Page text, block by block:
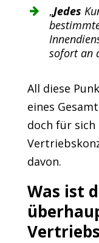
„Jedes
sofort an
All diese
eines
doch für sich
davon.
Was ist